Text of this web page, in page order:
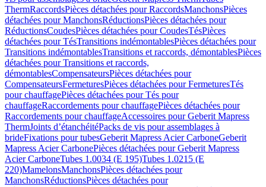
ThermRaccordsPièces détachées pour RaccordsManchonsPièces
détachées pour ManchonsRéductionsPièces détachées pour
RéductionsCoudesPièces détachées pour CoudesTésPièces
détachées pour TésTransitions indémontablesPièces détachées pour
Transitions indémontablesTransitions et raccords, démontablesPièces
détachées pour Transitions et raccords,
démontablesCompensateursPièces détachées pour
CompensateursFermeturesPièces détachées pour FermeturesTés
pour chauffagePièces détachées pour Tés pour
chauffageRaccordements pour chauffagePièces détachées pour
Raccordements pour chauffageAccessoires pour Geberit Mapress
ThermJoints d’étanchéitéPacks de vis pour assemblages à
brideFixations pour tubesGeberit Mapress Acier CarboneGeberit
Mapress Acier CarbonePièces détachées pour Geberit Mapress
Acier CarboneTubes 1.0034 (E 195)Tubes 1.0215 (E
220)MamelonsManchonsPièces détachées pour
ManchonsRéductionsPièces détachées pour